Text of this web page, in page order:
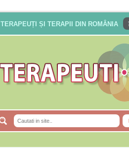
TERAPEUȚI ȘI TERAPII DIN ROMÂNIA